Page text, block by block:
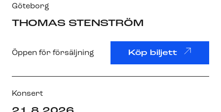
Göteborg
THOMAS STENSTRÖM
Öppen för försäljning Köp biljett
Konsert